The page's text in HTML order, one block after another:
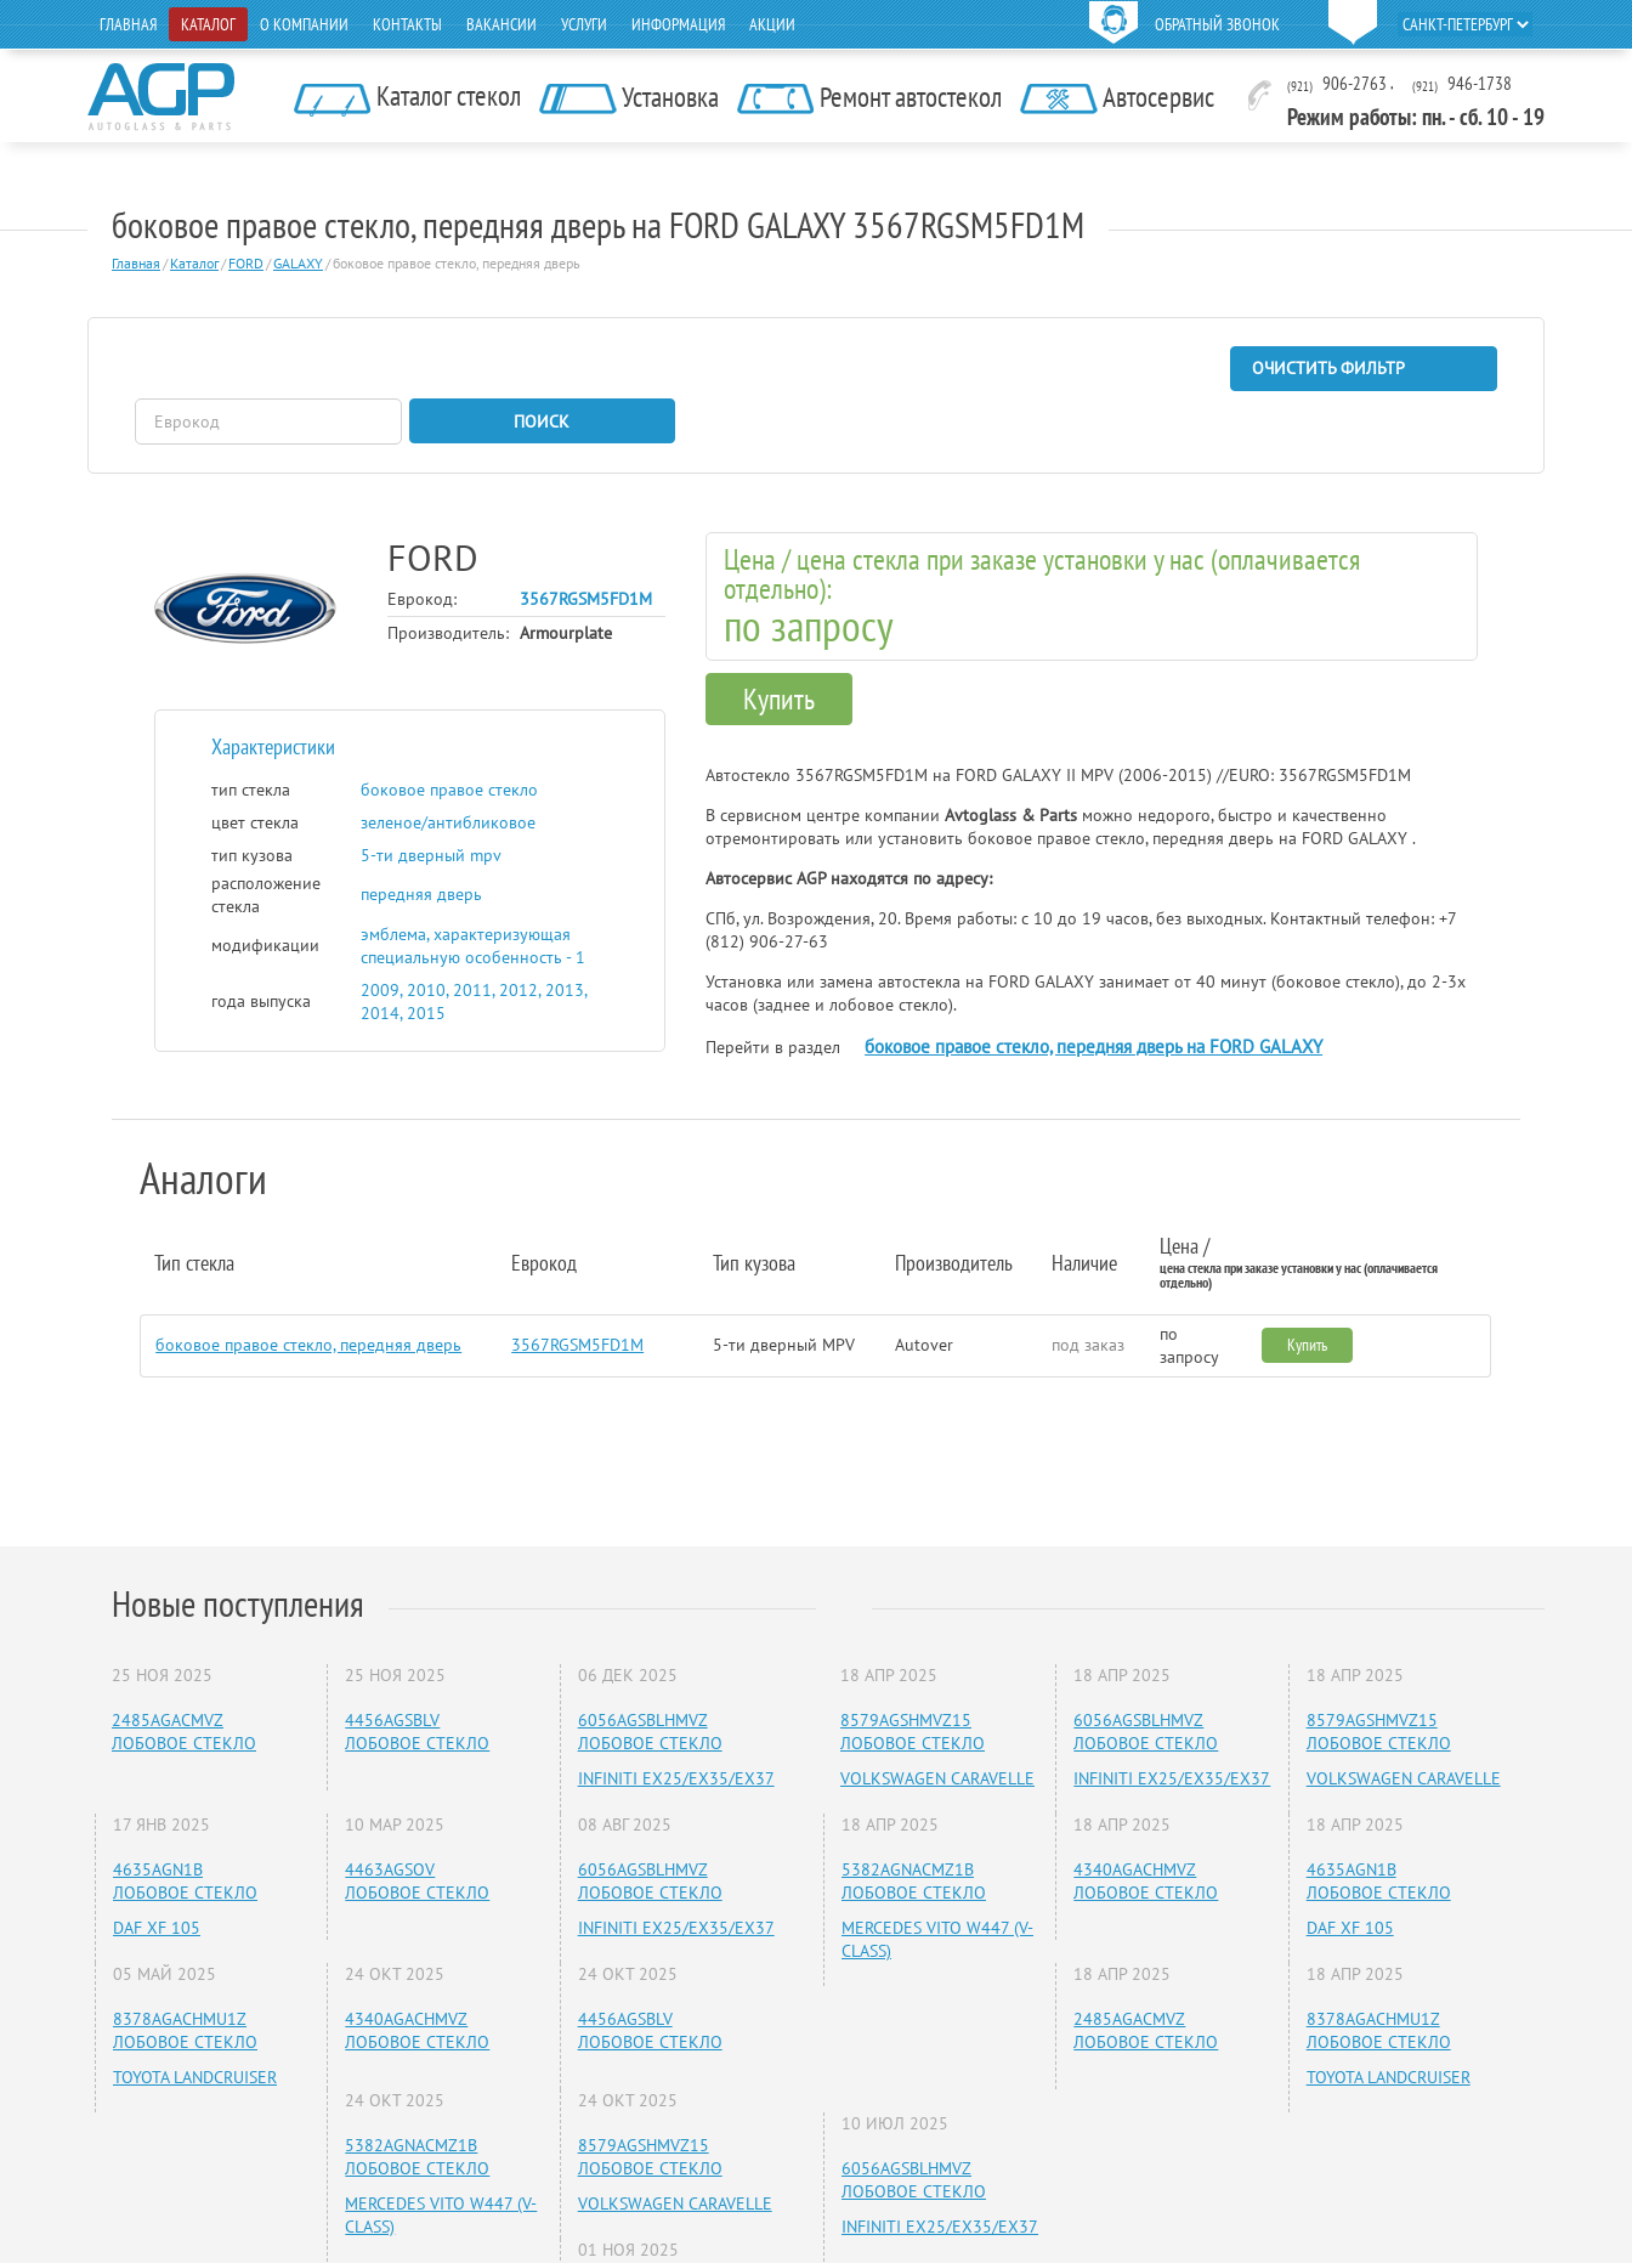
ОБРАТНЫЙ ЗВОНОК
ГЛАВНАЯ КАТАЛОГ О КОМПАНИИ КОНТАКТЫ ВАКАНСИИ УСЛУГИ ИНФОРМАЦИЯ АКЦИИ
Каталог стекол Установка Ремонт автостекол Автосервис (921) 906-2763 , (921) 946-1738
Режим работы: пн. - сб. 10 - 19
боковое правое стекло, передняя дверь на FORD GALAXY 3567RGSM5FD1M
Главная / Каталог/ FORD/GALAXY/боковое правое стекло, передняя дверь
ОЧИСТИТЬ ФИЛЬТР
ПОИСК
FORD
Еврокод:
3567RGSM5FD1M
Производитель: Armourplate
Характеристики
тип стекла
боковое правое стекло
цвет стекла
зеленое/антибликовое
тип кузова
5-ти дверный mpv
расположение
стекла
передняя дверь
модификации
эмблема, характеризующая
специальную особенность - 1
года выпуска
2009, 2010, 2011, 2012, 2013,
2014, 2015
Цена / цена стекла при заказе установки у нас (оплачивается
отдельно):
по запросу
Купить
Автостекло 3567RGSM5FD1M на FORD GALAXY II MPV (2006-2015) //EURO: 3567RGSM5FD1M
В сервисном центре компанииAvtoglass & Parts можно недорого, быстро и качественно
отремонтировать или установить боковое правое стекло, передняя дверь на FORD GALAXY .
Автосервис AGP находятся по адресу:
СПб, ул. Возрождения, 20. Время работы: с 10 до 19 часов, без выходных. Контактный телефон:+7
(812) 906-27-63
Установка или замена автостекла на FORD GALAXY занимает от 40 минут (боковое стекло), до 2-3х
часов (заднее и лобовое стекло).
Перейти в раздел
боковое правое стекло, передняя дверь на FORD GALAXY
Аналоги
Тип стекла Еврокод Тип кузова Производитель Наличие
Цена /
цена стекла при заказе установки у нас (оплачивается
отдельно)
боковое правое стекло, передняя дверь 3567RGSM5FD1M 5-ти дверный MPV Autover под заказ
по
запросу
Купить
Новые поступления
25 НОЯ 2025
2485AGACMVZ
ЛОБОВОЕ СТЕКЛО
25 НОЯ 2025
4456AGSBLV
ЛОБОВОЕ СТЕКЛО
06 ДЕК 2025
6056AGSBLHMVZ
ЛОБОВОЕ СТЕКЛО
INFINITI EX25/EX35/EX37
17 ЯНВ 2025
4635AGN1B
ЛОБОВОЕ СТЕКЛО
DAF XF 105
10 МАР 2025
4463AGSOV
ЛОБОВОЕ СТЕКЛО
08 АВГ 2025
6056AGSBLHMVZ
ЛОБОВОЕ СТЕКЛО
INFINITI EX25/EX35/EX37
05 МАЙ 2025
8378AGACHMU1Z
ЛОБОВОЕ СТЕКЛО
TOYOTA LANDCRUISER
24 ОКТ 2025
4340AGACHMVZ
ЛОБОВОЕ СТЕКЛО
24 ОКТ 2025
4456AGSBLV
ЛОБОВОЕ СТЕКЛО
24 ОКТ 2025
5382AGNACMZ1B
ЛОБОВОЕ СТЕКЛО
MERCEDES VITO W447 (V-
CLASS)
24 ОКТ 2025
8579AGSHMVZ15
ЛОБОВОЕ СТЕКЛО
VOLKSWAGEN CARAVELLE
01 НОЯ 2025
18 АПР 2025
8579AGSHMVZ15
ЛОБОВОЕ СТЕКЛО
VOLKSWAGEN CARAVELLE
18 АПР 2025
6056AGSBLHMVZ
ЛОБОВОЕ СТЕКЛО
INFINITI EX25/EX35/EX37
18 АПР 2025
8579AGSHMVZ15
ЛОБОВОЕ СТЕКЛО
VOLKSWAGEN CARAVELLE
18 АПР 2025
5382AGNACMZ1B
ЛОБОВОЕ СТЕКЛО
MERCEDES VITO W447 (V-
CLASS)
18 АПР 2025
4340AGACHMVZ
ЛОБОВОЕ СТЕКЛО
18 АПР 2025
4635AGN1B
ЛОБОВОЕ СТЕКЛО
DAF XF 105
18 АПР 2025
2485AGACMVZ
ЛОБОВОЕ СТЕКЛО
18 АПР 2025
8378AGACHMU1Z
ЛОБОВОЕ СТЕКЛО
TOYOTA LANDCRUISER
10 ИЮЛ 2025
6056AGSBLHMVZ
ЛОБОВОЕ СТЕКЛО
INFINITI EX25/EX35/EX37